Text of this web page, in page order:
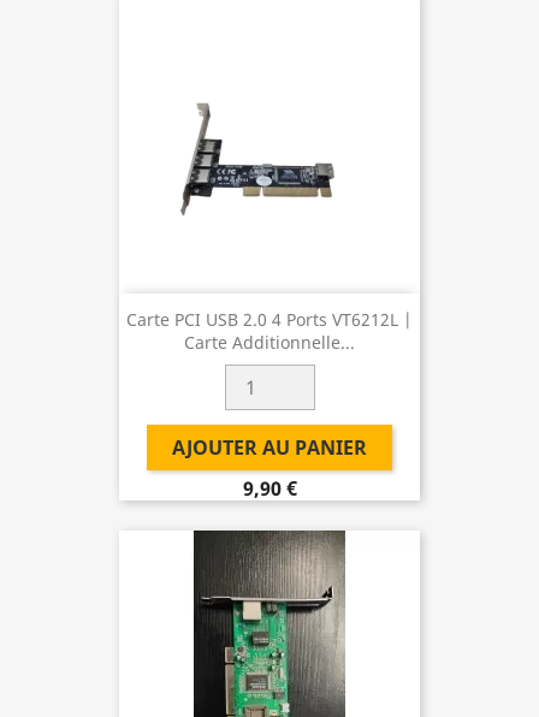
Carte PCI USB 2.0 4 Ports VT6212L |
Carte Additionnelle...
AJOUTER AU PANIER
9,90 €